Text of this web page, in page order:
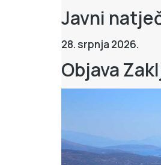
Javni
28. srpnja 2026.
Objava